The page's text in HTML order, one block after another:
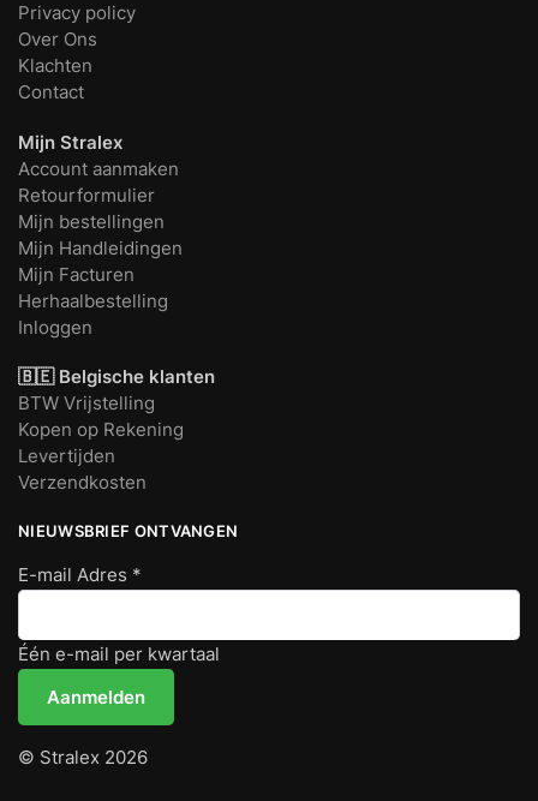
Privacy policy
Over Ons
Klachten
Contact
Mijn Stralex
Account aanmaken
Retourformulier
Mijn bestellingen
Mijn Handleidingen
Mijn Facturen
Herhaalbestelling
Inloggen
🇧🇪 Belgische klanten
BTW Vrijstelling
Kopen op Rekening
Levertijden
Verzendkosten
NIEUWSBRIEF ONTVANGEN
E-mail Adres *
Één e-mail per kwartaal
© Stralex 2026